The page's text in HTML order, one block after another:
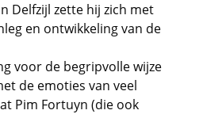
Delfzijl zette hij zich met
en ontwikkeling van de
voor de begripvolle wijze
de emoties van veel
Pim Fortuyn (die ook